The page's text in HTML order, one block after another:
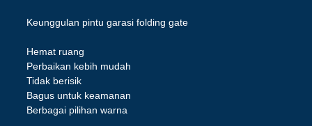
Keunggulan pintu garasi folding gate
Hemat ruang
Perbaikan kebih mudah
Tidak berisik
Bagus untuk keamanan
Berbagai pilihan warna